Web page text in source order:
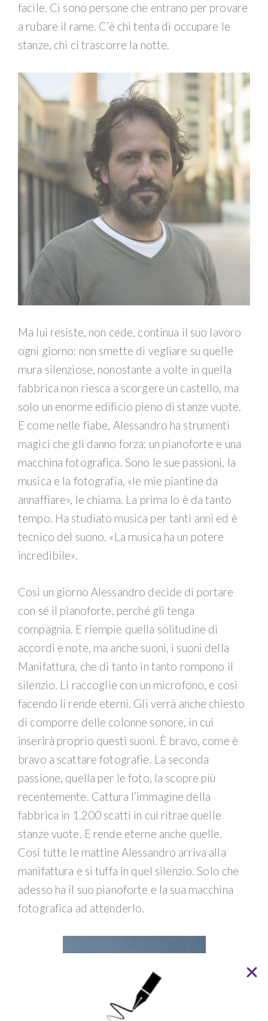
facile. Ci sono persone che entrano per provare
a rubare il rame. C’è chi tenta di occupare le
stanze, chi ci trascorre la notte.
Ma lui resiste, non cede, continua il suo lavoro
ogni giorno: non smette di vegliare su quelle
mura silenziose, nonostante a volte in quella
fabbrica non riesca a scorgere un castello, ma
solo un enorme edificio pieno di stanze vuote.
E come nelle fiabe, Alessandro ha strumenti
magici che gli danno forza: un pianoforte e una
macchina fotografica. Sono le sue passioni, la
musica e la fotografia, «le mie piantine da
annaffiare», le chiama. La prima lo è da tanto
tempo. Ha studiato musica per tanti anni ed è
tecnico del suono. «La musica ha un potere
incredibile».
Così un giorno Alessandro decide di portare
con sé il pianoforte, perché gli tenga
compagnia. E riempie quella solitudine di
accordi e note, ma anche suoni, i suoni della
Manifattura, che di tanto in tanto rompono il
silenzio. Li raccoglie con un microfono, e così
facendo li rende eterni. Gli verrà anche chiesto
di comporre delle colonne sonore, in cui
inserirà proprio questi suoni. È bravo, come è
bravo a scattare fotografie. La seconda
passione, quella per le foto, la scopre più
recentemente. Cattura l’immagine della
fabbrica in 1.200 scatti in cui ritrae quelle
stanze vuote. E rende eterne anche quelle.
Così tutte le mattine Alessandro arriva alla
manifattura e si tuffa in quel silenzio. Solo che
adesso ha il suo pianoforte e la sua macchina
fotografica ad attenderlo.